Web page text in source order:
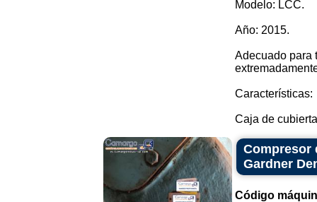
Modelo: LCC.
Año: 2015.
Adecuado para
Características:
Caja de
Compresor
Gardner
Código